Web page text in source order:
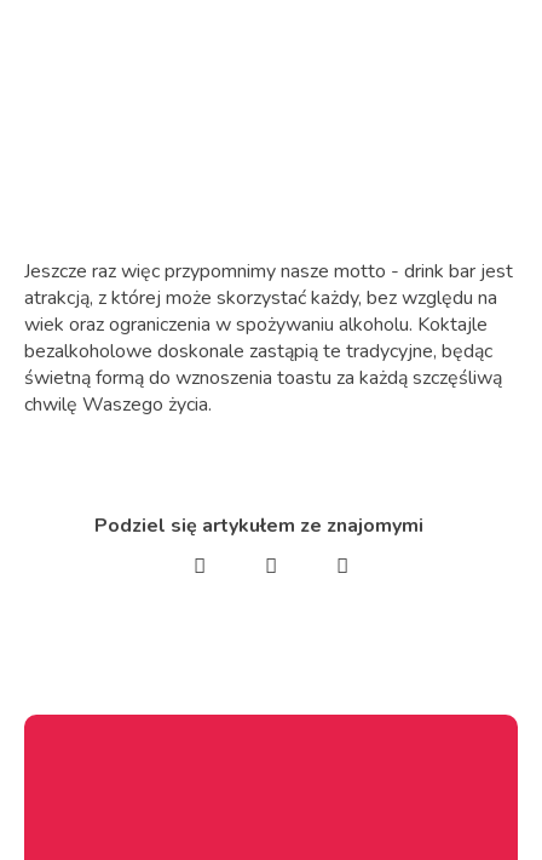
Jeszcze raz więc przypomnimy nasze motto - drink bar jest
atrakcją, z której może skorzystać każdy, bez względu na
wiek oraz ograniczenia w spożywaniu alkoholu. Koktajle
bezalkoholowe doskonale zastąpią te tradycyjne, będąc
świetną formą do wznoszenia toastu za każdą szczęśliwą
chwilę Waszego życia.
Podziel się artykułem ze znajomymi